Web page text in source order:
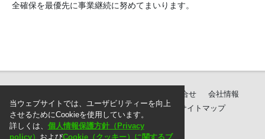
当ウェブサイトでは、ユーザビリティーを向上
させるためにCookieを使用しています。
詳しくは、 個人情報保護方針（Privacy
policy） およびCookie（クッキー）に関するブ
全確保を最優先に事業継続に努めてまいります。
サポート・お問合せ
会社情報
個人情報保護方針
ご注文に際して サイトマップ